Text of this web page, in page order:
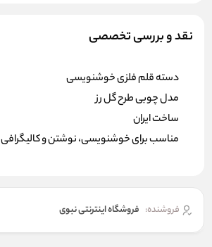
نقد و بررسی تخصصی
دسته قلم فلزی خوشنویسی
مدل چوبی طرح گل رز
ساخت ایران
مناسب برای خوشنویسی، نوشتن و کالیگرافی
فروشنده: فروشگاه اینترنتی نبوی